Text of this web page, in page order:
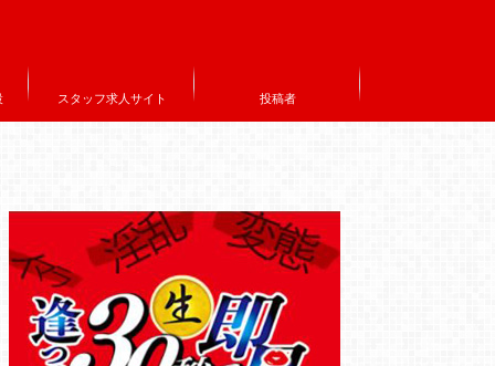
スタッフ求人サイト 投稿者